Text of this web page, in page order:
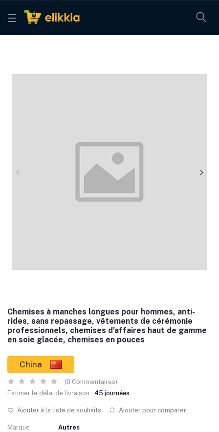
Chemises à manches longues pour hommes, anti-
rides, sans repassage, vêtements de cérémonie
professionnels, chemises d'affaires haut de gamme
en soie glacée, chemises en pouces
China
(0 Commentaires)
Estimer le délai de livraison: 45 journées
Ajouter à la liste de souhaits Ajouter pour comparer
Marque Autres